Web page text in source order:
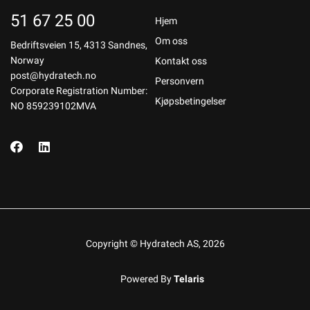
51 67 25 00
Bedriftsveien 15, 4313 Sandnes,
Norway
post@hydratech.no
Corporate Registration Number:
NO 859239102MVA
Hjem
Om oss
Kontakt oss
Personvern
Kjøpsbetingelser
Copyright © Hydratech AS, 2026
Powered ByTelaris